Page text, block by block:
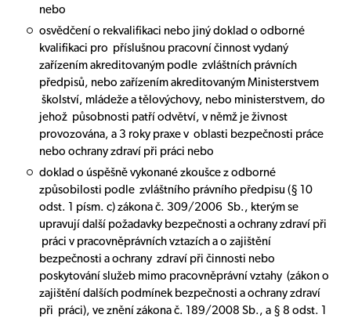
nebo
osvědčení o rekvalifikaci nebo jiný doklad o odborné
kvalifikaci pro příslušnou pracovní činnost vydaný
zařízením akreditovaným podle zvláštních právních
předpisů, nebo zařízením akreditovaným Ministerstvem
školství, mládeže a tělovýchovy, nebo ministerstvem, do
jehož působnosti patří odvětví, v němž je živnost
provozována, a 3 roky praxe v oblasti bezpečnosti práce
nebo ochrany zdraví při práci nebo
doklad o úspěšně vykonané zkoušce z odborné
způsobilosti podle zvláštního právního předpisu (§ 10
odst. 1 písm. c) zákona č. 309/2006 Sb., kterým se
upravují další požadavky bezpečnosti a ochrany zdraví při
práci v pracovněprávních vztazích a o zajištění
bezpečnosti a ochrany zdraví při činnosti nebo
poskytování služeb mimo pracovněprávní vztahy (zákon o
zajištění dalších podmínek bezpečnosti a ochrany zdraví
při práci), ve znění zákona č. 189/2008 Sb., a § 8 odst. 1